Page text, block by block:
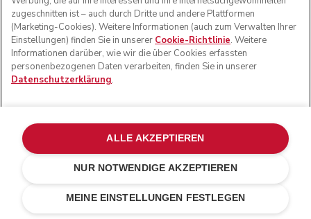
€ 559,00
zugeschnitten ist – auch durch Dritte und andere Plattformen
(Marketing-Cookies). Weitere Informationen (auch zum Verwalten Ihrer
Einstellungen) finden Sie in unserer Cookie-Richtlinie. Weitere
Informationen darüber, wie wir die über Cookies erfassten
personenbezogenen Daten verarbeiten, finden Sie in unserer
Datenschutzerklärung.
MEINE EINSTELLUNGEN FESTLEGEN
NUR NOTWENDIGE AKZEPTIEREN
ALLE AKZEPTIEREN